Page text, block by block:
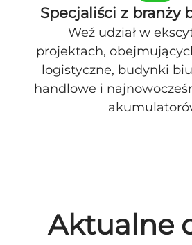
Specjaliści z branży
Weź udział w
projektach,
logistyczne, budynki
handlowe i
Aktualne